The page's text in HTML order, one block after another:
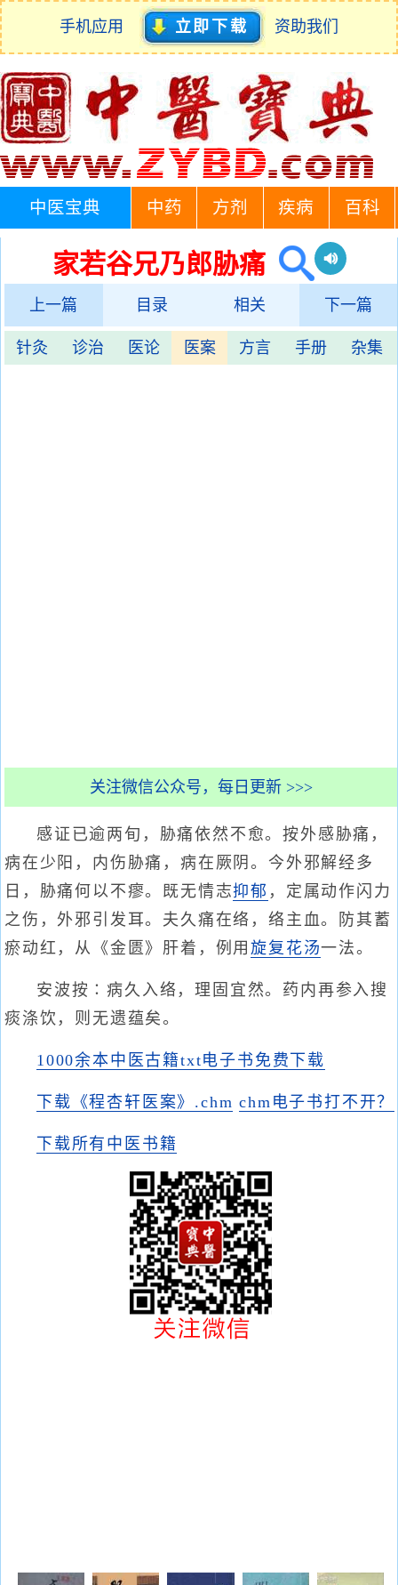
手机应用 立即下载 资助我们
中医宝典 中药 方剂 疾病 百科
家若谷兄乃郎胁痛
上一篇 目录 相关 下一篇
针灸 诊治 医论 医案 方言 手册 杂集
关注微信公众号，每日更新 >>>
感证已逾两旬，胁痛依然不愈。按外感胁痛，
病在少阳，内伤胁痛，病在厥阴。今外邪解经多
日，胁痛何以不瘳。既无情志抑郁 ，定属动作闪力
之伤，外邪引发耳。夫久痛在络，络主血。防其蓄
瘀动红，从《金匮》肝着，例用旋复花汤一法。
安波按∶病久入络，理固宜然。药内再参入搜
痰涤饮，则无遗蕴矣。
1000余本中医古籍txt电子书免费下载
下载《程杏轩医案》.chm chm电子书打不开？
下载所有中医书籍